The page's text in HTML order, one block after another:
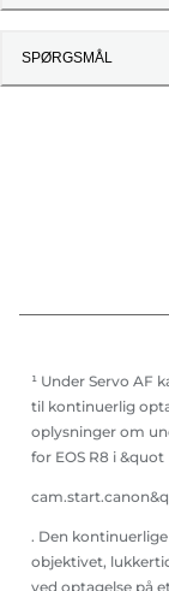
SPØRGSMÅL
¹ Under Servo AF
til kontinuerlig
oplysninger om
for EOS R8 i &quot
. Den
objektivet,
ved optagelse på